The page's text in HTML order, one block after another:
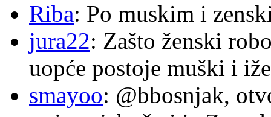
Riba: Po muskim i
jura22: Zašto ženski
uopće postoje muški i
smayoo: @bbosnjak,